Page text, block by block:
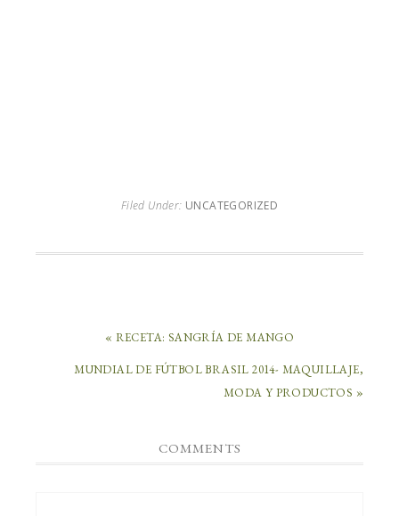
Filed Under: UNCATEGORIZED
« RECETA: SANGRÍA DE MANGO
MUNDIAL DE FÚTBOL BRASIL 2014- MAQUILLAJE,
MODA Y PRODUCTOS »
COMMENTS